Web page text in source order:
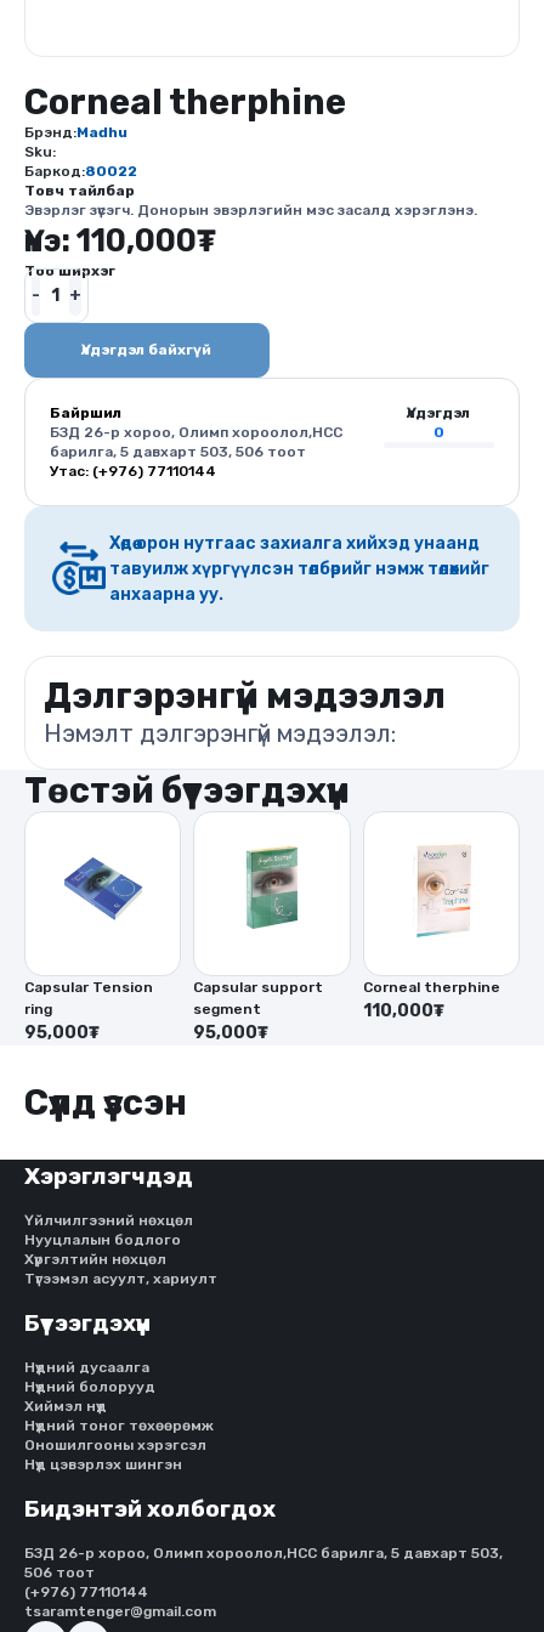
Corneal therphine
Брэнд:Madhu
Sku:
Баркод:80022
Товч тайлбар
Эвэрлэг зүсэгч. Донорын эвэрлэгийн мэс засалд хэрэглэнэ.
Үнэ: 110,000₮
Тоо ширхэг
Үлдэгдэл байхгүй
Байршил
БЗД 26-р хороо, Олимп хороолол,HCC
барилга, 5 давхарт 503, 506 тоот
Утас: (+976) 77110144
Үлдэгдэл
0
Хөдөө орон нутгаас захиалга хийхэд унаанд
тавуилж хүргүүлсэн төлбөрийг нэмж төлөхийг
анхаарна уу.
Дэлгэрэнгүй мэдээлэл
Нэмэлт дэлгэрэнгүй мэдээлэл:
Төстэй бүтээгдэхүүн
Capsular Tension
ring
95,000₮
Capsular support
segment
95,000₮
Corneal therphine
110,000₮
Сүүлд үзсэн
Хэрэглэгчдэд
Үйлчилгээний нөхцөл
Нууцлалын бодлого
Хүргэлтийн нөхцөл
Түгээмэл асуулт, хариулт
Бүтээгдэхүүн
Нүдний дусаалга
Нүдний болорууд
Хиймэл нүд
Нүдний тоног төхөөрөмж
Оношилгооны хэрэгсэл
Нүд цэвэрлэх шингэн
Бидэнтэй холбогдох
БЗД 26-р хороо, Олимп хороолол,HCC барилга, 5 давхарт 503,
506 тоот
(+976) 77110144
tsaramtenger@gmail.com